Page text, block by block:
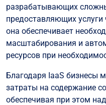
разрабатывающих
предоставляющих услуги
она обеспечивает
масштабирования и
ресурсов при
Благодаря IaaS бизнесы
затраты на содержание
обеспечивая при этом